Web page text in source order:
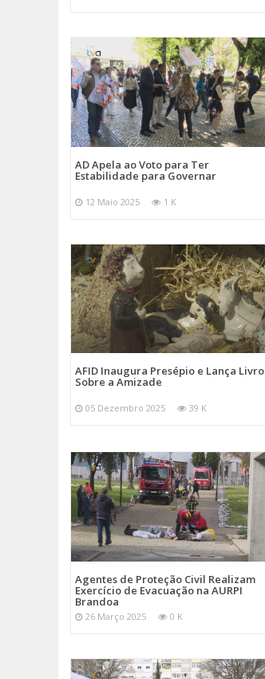
AD Apela ao Voto para Ter
Estabilidade para Governar
12 Maio 2025 1 K
AFID Inaugura Presépio e Lança Livro
Sobre a Amizade
05 Dezembro 2025 39 K
Agentes de Proteção Civil Realizam
Exercício de Evacuação na AURPI
Brandoa
26 Março 2025 0 K